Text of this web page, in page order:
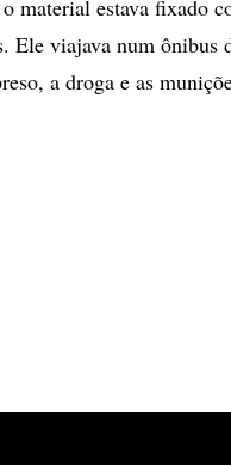
material estava fixado
Ele viajava num ônibus
a droga e as